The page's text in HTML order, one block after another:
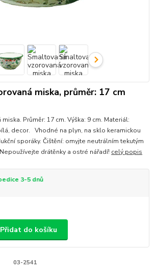
miska, průměr: 17 cm
Průměr: 17 cm. Výška: 9 cm. Materiál:
decor. Vhodné na plyn, na sklo keramickou
sporáky. Čištění: omyjte neutrálním tekutým
drátěnky a ostré nářadí! celý popis
3-5 dnů
Přidat do košíku
03-2541